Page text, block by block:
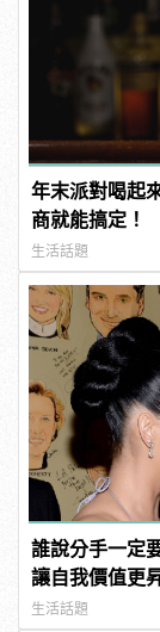
年末派對喝起
商就能搞定！
生活話題
誰說分手一定
讓自我價值更
生活話題